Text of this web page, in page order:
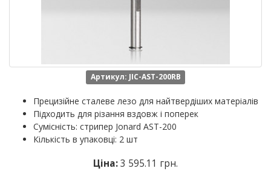
Артикул: JIC-AST-200RB
Прецизійне сталеве лезо для найтвердіших матеріалів
Підходить для різання вздовж і поперек
Сумісність: стрипер Jonard АSТ-200
Кількість в упаковці: 2 шт
Ціна:3 595.11 грн.